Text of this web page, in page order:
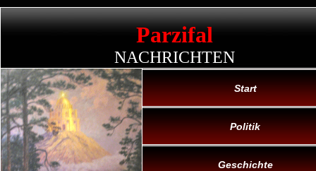
Parzifal
NACHRICHTEN
Start
Politik
Geschichte